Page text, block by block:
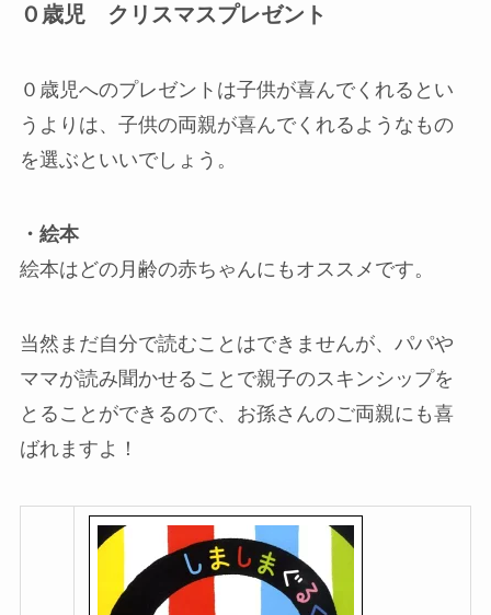
０歳児 クリスマスプレゼント
０歳児へのプレゼントは子供が喜んでくれるとい
うよりは、子供の両親が喜んでくれるようなもの
を選ぶといいでしょう。
・絵本
絵本はどの月齢の赤ちゃんにもオススメです。
当然まだ自分で読むことはできませんが、パパや
ママが読み聞かせることで親子のスキンシップを
とることができるので、お孫さんのご両親にも喜
ばれますよ！